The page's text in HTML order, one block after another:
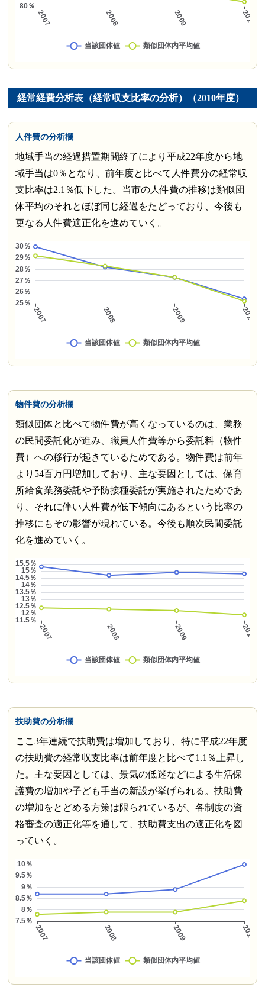
経常経費分析表（経常収支比率の分析）（2010年度）
人件費の分析欄
地域手当の経過措置期間終了により平成22年度から地
域手当は0％となり、前年度と比べて人件費分の経常収
支比率は2.1％低下した。当市の人件費の推移は類似団
体平均のそれとほぼ同じ経過をたどっており、今後も
更なる人件費適正化を進めていく。
物件費の分析欄
類似団体と比べて物件費が高くなっているのは、業務
の民間委託化が進み、職員人件費等から委託料（物件
費）への移行が起きているためである。物件費は前年
より54百万円増加しており、主な要因としては、保育
所給食業務委託や予防接種委託が実施されたためであ
り、それに伴い人件費が低下傾向にあるという比率の
推移にもその影響が現れている。今後も順次民間委託
化を進めていく。
扶助費の分析欄
ここ3年連続で扶助費は増加しており、特に平成22年度
の扶助費の経常収支比率は前年度と比べて1.1％上昇し
た。主な要因としては、景気の低迷などによる生活保
護費の増加や子ども手当の新設が挙げられる。扶助費
の増加をとどめる方策は限られているが、各制度の資
格審査の適正化等を通して、扶助費支出の適正化を図
っていく。